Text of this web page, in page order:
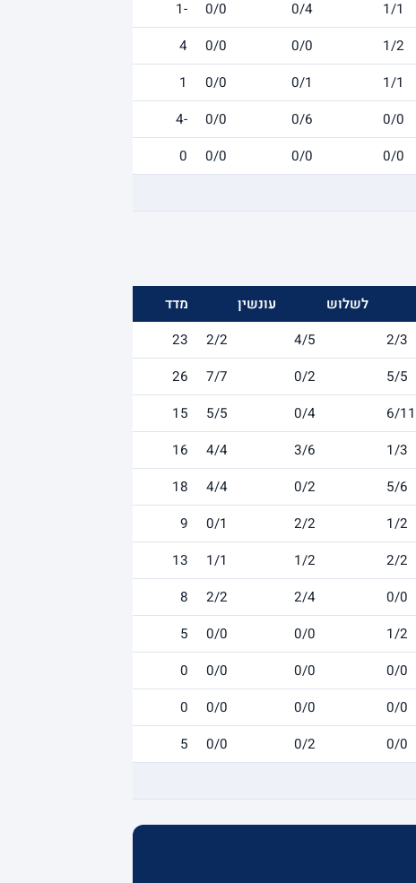
1/1
0/4
0/0
-1
1/2
0/0
0/0
4
1/1
0/1
0/0
1
0/0
0/6
0/0
-4
0/0
0/0
0/0
0
לשלוש עונשין
מדד
2/3
4/5
2/2
23
5/5
0/2
7/7
26
6/11
0/4
5/5
15
1/3
3/6
4/4
16
5/6
0/2
4/4
18
1/2
2/2
0/1
9
2/2
1/2
1/1
13
0/0
2/4
2/2
8
1/2
0/0
0/0
5
0/0
0/0
0/0
0
0/0
0/0
0/0
0
0/0
0/2
0/0
5